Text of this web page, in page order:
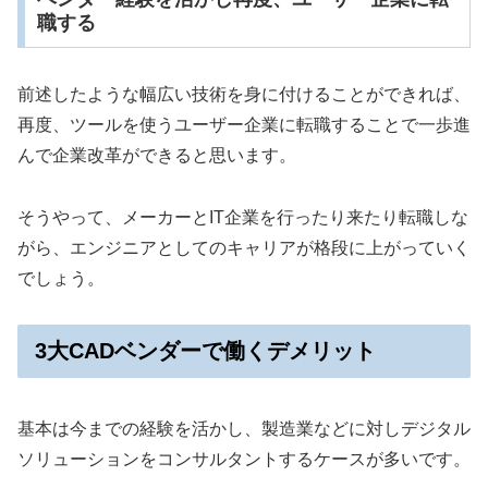
職する
前述したような幅広い技術を身に付けることができれば、
再度、ツールを使うユーザー企業に転職することで一歩進
んで企業改革ができると思います。
そうやって、メーカーとIT企業を行ったり来たり転職しな
がら、エンジニアとしてのキャリアが格段に上がっていく
でしょう。
3大CADベンダーで働くデメリット
基本は今までの経験を活かし、製造業などに対しデジタル
ソリューションをコンサルタントするケースが多いです。